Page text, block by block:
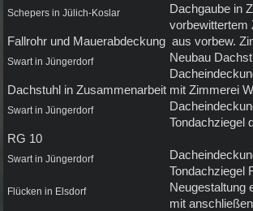
Schepers in Jülich-Koslar
Dachgaube in
vorbewittertem
Fallrohr und Mauerabdeckung aus vorbew.
Swart in Jüngerdorf
Neubau
Dachstuhl in Zusammenarbeit mit Zimmerei
Swart in Jüngerdorf
Tondachziegel
RG 10
Swart in Jüngerdorf
Tondachziegel
Flücken in Elsdorf
Neugestaltung
mit